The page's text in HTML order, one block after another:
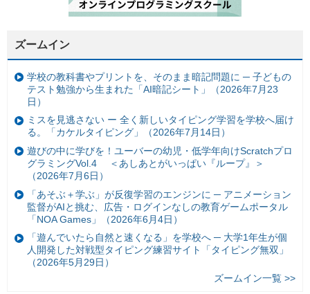
ズームイン
学校の教科書やプリントを、そのまま暗記問題に ─ 子どもの
テスト勉強から生まれた「AI暗記シート」（2026年7月23
日）
ミスを見逃さない ー 全く新しいタイピング学習を学校へ届け
る。「カケルタイピング」（2026年7月14日）
遊びの中に学びを！ユーバーの幼児・低学年向けScratchプロ
グラミングVol.4 ＜あしあとがいっぱい『ループ』＞
（2026年7月6日）
「あそぶ＋学ぶ」が反復学習のエンジンに ─ アニメーション
監督がAIと挑む、広告・ログインなしの教育ゲームポータル
「NOA Games」（2026年6月4日）
「遊んでいたら自然と速くなる」を学校へ ─ 大学1年生が個
人開発した対戦型タイピング練習サイト「タイピング無双」
（2026年5月29日）
ズームイン一覧 >>